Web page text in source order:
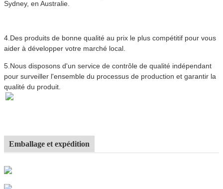
Sydney, en Australie.
4. Des produits de bonne qualité au prix le plus compétitif pour vous
aider à développer votre marché local.
5.Nous disposons d'un service de contrôle de qualité indépendant
pour surveiller l'ensemble du processus de production et garantir la
qualité du produit.
Emballage et expédition